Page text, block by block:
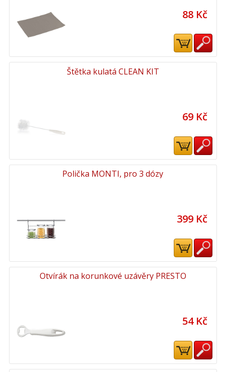
88 Kč
Štětka kulatá CLEAN KIT
69 Kč
Polička MONTI, pro 3 dózy
399 Kč
Otvírák na korunkové uzávěry PRESTO
54 Kč